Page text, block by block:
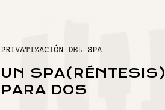
PRIVATIZACIÓN DEL SPA
UN SPA(RÉNTESIS)
PARA DOS